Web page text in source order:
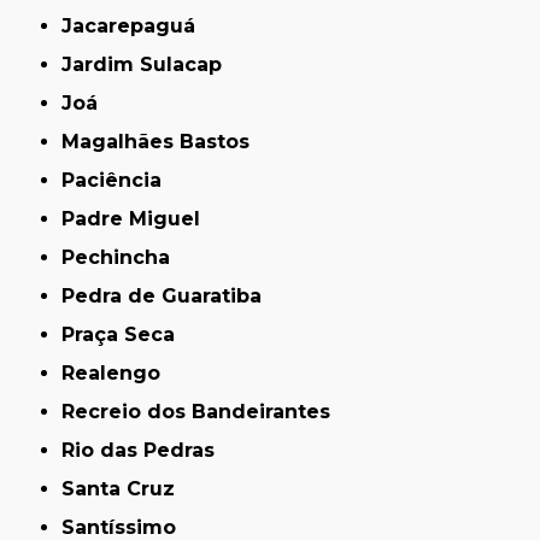
Jacarepaguá
Jardim Sulacap
Joá
Magalhães Bastos
Paciência
Padre Miguel
Pechincha
Pedra de Guaratiba
Praça Seca
Realengo
Recreio dos Bandeirantes
Rio das Pedras
Santa Cruz
Santíssimo